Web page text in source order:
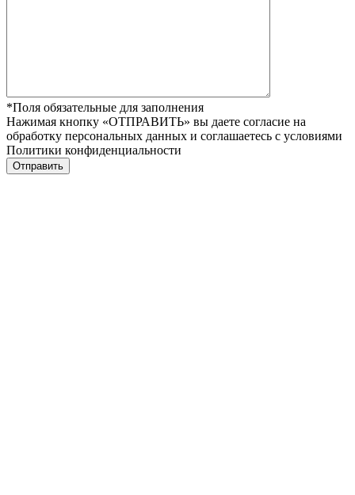
*Поля обязательные для заполнения
Нажимая кнопку «ОТПРАВИТЬ» вы даете согласие на
обработку персональных данных и соглашаетесь с условиями
Политики конфиденциальности